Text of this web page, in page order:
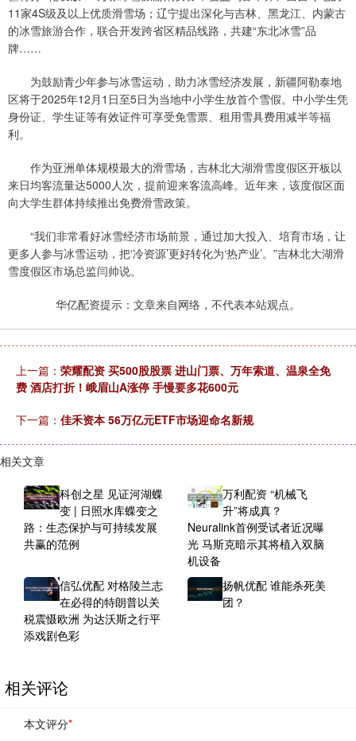
11家4S级及以上优质滑雪场；辽宁提出深化与吉林、黑龙江、内蒙古
的冰雪旅游合作，联合开发跨省区精品线路，共建“东北冰雪”品
牌……
为鼓励青少年参与冰雪运动，助力冰雪经济发展，新疆阿勒泰地
区将于2025年12月1日至5日为当地中小学生放首个雪假。中小学生凭
身份证、学生证等有效证件可享受免雪票、租用雪具费用减半等福
利。
作为亚洲单体规模最大的滑雪场，吉林北大湖滑雪度假区开板以
来日均客流量达5000人次，提前迎来客流高峰。近年来，该度假区面
向大学生群体持续推出免费滑雪政策。
“我们非常看好冰雪经济市场前景，通过加大投入、培育市场，让
更多人参与冰雪运动，把‘冷资源’更好转化为‘热产业’。”吉林北大湖滑
雪度假区市场总监闫帅说。
华亿配资提示：文章来自网络，不代表本站观点。
上一篇： 荣耀配资 买500股股票 进山门票、万年索道、温泉全免
费 酒店打折！峨眉山A涨停 手慢要多花600元
下一篇： 佳禾资本 56万亿元ETF市场迎命名新规
相关文章
科创之星 见证河湖蝶
变 | 日照水库蝶变之
路：生态保护与可持续发展
共赢的范例
万利配资 “机械飞
升”将成真？
Neuralink首例受试者近况曝
光 马斯克暗示其将植入双脑
机设备
信弘优配 对格陵兰志
在必得的特朗普以关
税震慑欧洲 为达沃斯之行平
添戏剧色彩
扬帆优配 谁能杀死美
团？
相关评论
本文评分*